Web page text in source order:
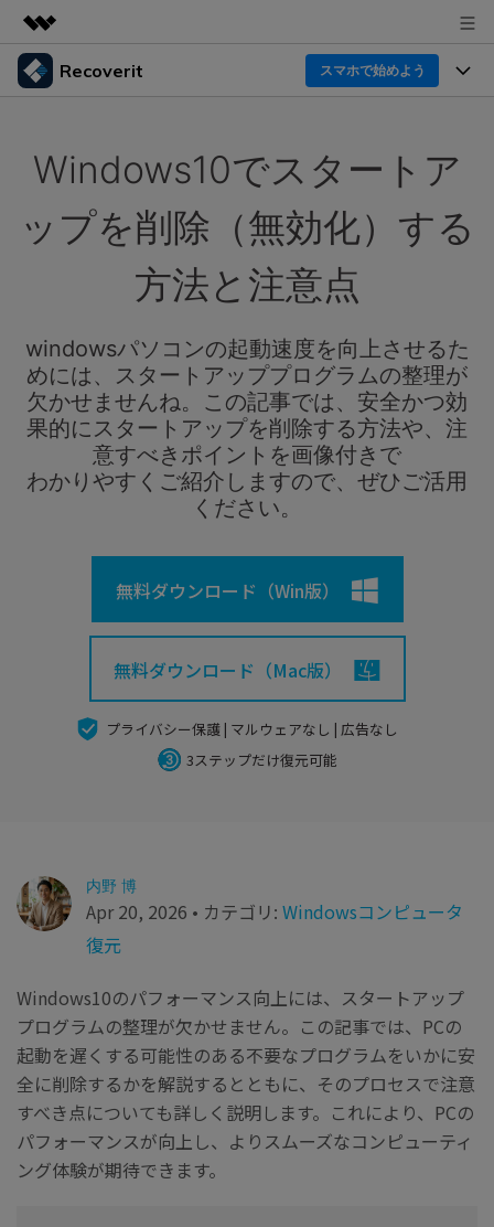
製品
概要
企業情報
プラン＆価格
Recoverit スマホで始めよう
Recoverit for Windows
Windowsデータ復元ならRecoverit！確実な復元技術と
スマホで始めよう
Recoverit for Mac
AI
Macの大切なデータを制限なく完全復元
スマホで始めよう
Recoverit 無料版
スマホで始めよう
機能一覧
ドライブから復元
削除されたメディアを復元
独自の復元ソリューション 新着
ドキュメントを復元
データ損失のシナリオ
すべての機能を確認
データ復元事例
外付けデバイス復元
パソコン復元
その他の復元
データ復元の専門家
カスタマーストーリー
人気内容
Recoveritをよりよく活用
操作ガイド
ログイン
search
Windows10でスタートア
ップを削除（無効化）する
方法と注意点
windowsパソコンの起動速度を向上させるた
めには、スタートアッププログラムの整理が
欠かせませんね。この記事では、安全かつ効
果的にスタートアップを削除する方法や、注
意すべきポイントを画像付きで
わかりやすくご紹介しますので、ぜひご活用
ください。
無料ダウンロード（Win版）
無料ダウンロード（Mac版）
プライバシー保護 | マルウェアなし | 広告なし
3ステップだけ復元可能
内野 博
Apr 20, 2026 • カテゴリ: Windowsコンピュータ
復元
Windows10のパフォーマンス向上には、スタートアップ
プログラムの整理が欠かせません。この記事では、PCの
起動を遅くする可能性のある不要なプログラムをいかに安
全に削除するかを解説するとともに、そのプロセスで注意
すべき点についても詳しく説明します。これにより、PCの
パフォーマンスが向上し、よりスムーズなコンピューティ
ング体験が期待できます。